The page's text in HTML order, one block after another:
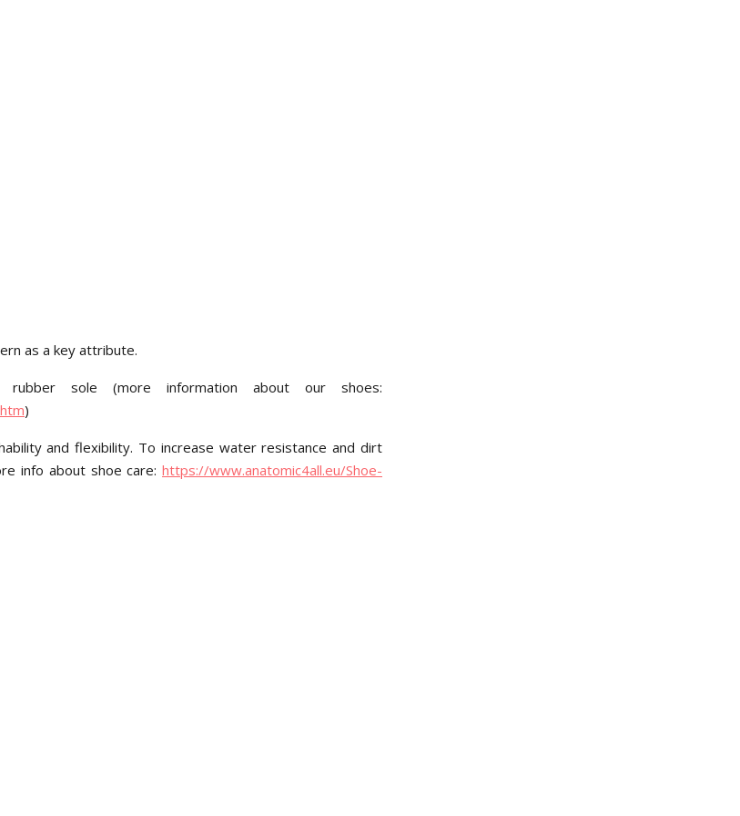
as a key attribute.
sole (more information about our shoes:
)
and flexibility. To increase water resistance and dirt
info about shoe care: https://www.anatomic4all.eu/Shoe-